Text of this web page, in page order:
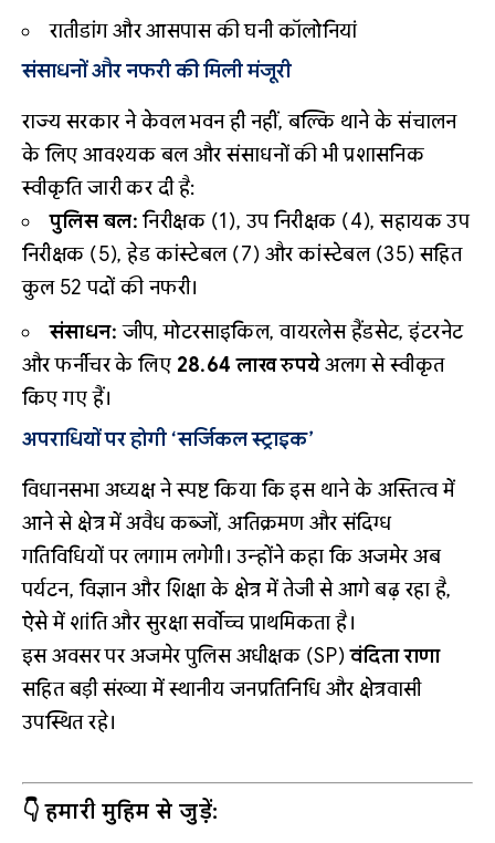
रातीडांग और आसपास की घनी कॉलोनियां
संसाधनों और नफरी की मिली मंजूरी
राज्य सरकार ने केवल भवन ही नहीं, बल्कि थाने के संचालन
के लिए आवश्यक बल और संसाधनों की भी प्रशासनिक
स्वीकृति जारी कर दी है:
पुलिस बल: निरीक्षक (1), उप निरीक्षक (4), सहायक उप
निरीक्षक (5), हेड कांस्टेबल (7) और कांस्टेबल (35) सहित
कुल 52 पदों की नफरी।
संसाधन: जीप, मोटरसाइकिल, वायरलेस हैंडसेट, इंटरनेट
और फर्नीचर के लिए 28.64 लाख रुपयेअलग से स्वीकृत
किए गए हैं।
अपराधियों पर होगी ‘सर्जिकल स्ट्राइक’
विधानसभा अध्यक्ष ने स्पष्ट किया कि इस थाने के अस्तित्व में
आने से क्षेत्र में अवैध कब्जों, अतिक्रमण और संदिग्ध
गतिविधियों पर लगाम लगेगी। उन्होंने कहा कि अजमेर अब
पर्यटन, विज्ञान और शिक्षा के क्षेत्र में तेजी से आगे बढ़ रहा है,
ऐसे में शांति और सुरक्षा सर्वोच्च प्राथमिकता है।
इस अवसर पर अजमेर पुलिस अधीक्षक (SP)वंदिता राणा
सहित बड़ी संख्या में स्थानीय जनप्रतिनिधि और क्षेत्रवासी
उपस्थित रहे।
👇 हमारी मुहिम से जुड़ें: